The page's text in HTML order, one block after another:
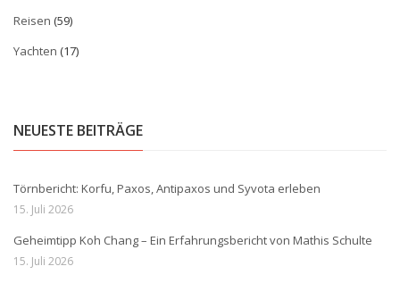
Reisen (59)
Yachten (17)
NEUESTE BEITRÄGE
Törnbericht: Korfu, Paxos, Antipaxos und Syvota erleben
15. Juli 2026
Geheimtipp Koh Chang – Ein Erfahrungsbericht von Mathis Schulte
15. Juli 2026